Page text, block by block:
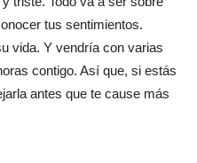
tus sentimientos.
vida. Y vendría con varias
contigo. Así que, si estás
antes que te cause más